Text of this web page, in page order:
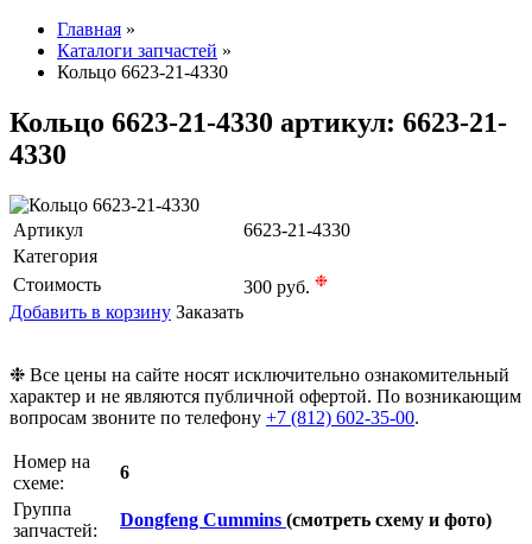
Главная »
Каталоги запчастей »
Кольцо 6623-21-4330
Кольцо 6623-21-4330 артикул: 6623-21-
4330
Артикул
6623-21-4330
Категория
Стоимость
300 руб. ❉
Добавить в корзину Заказать
❉ Все цены на сайте носят исключительно ознакомительный
характер и не являются публичной офертой. По возникающим
вопросам звоните по телефону +7 (812) 602-35-00.
Номер на
схеме:
6
Группа
запчастей:
Dongfeng Cummins (смотреть схему и фото)